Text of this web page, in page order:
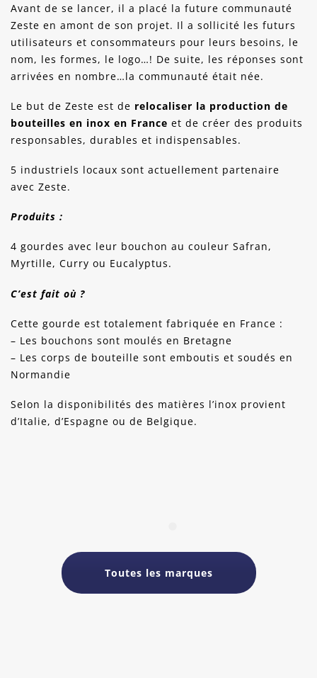
Avant de se lancer, il a placé la future communauté
Zeste en amont de son projet. Il a sollicité les futurs
utilisateurs et consommateurs pour leurs besoins, le
nom, les formes, le logo…! De suite, les réponses sont
arrivées en nombre…la communauté était née.
Le but de Zeste est de relocaliser la production de
bouteilles en inox en France et de créer des produits
responsables, durables et indispensables.
5 industriels locaux sont actuellement partenaire
avec Zeste.
Produits :
4 gourdes avec leur bouchon au couleur Safran,
Myrtille, Curry ou Eucalyptus.
C’est fait où ?
Cette gourde est totalement fabriquée en France :
– Les bouchons sont moulés en Bretagne
– Les corps de bouteille sont emboutis et soudés en
Normandie
Selon la disponibilités des matières l’inox provient
d’Italie, d’Espagne ou de Belgique.
Toutes les marques